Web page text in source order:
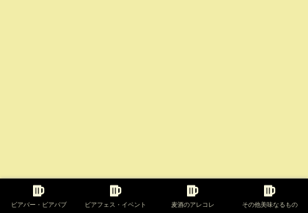
千葉県｜MATSURI BREWING 祭醸造所 @浦安
ビアバー・ビアパブ ビアフェス・イベント 麦酒のアレコレ その他美味なるもの